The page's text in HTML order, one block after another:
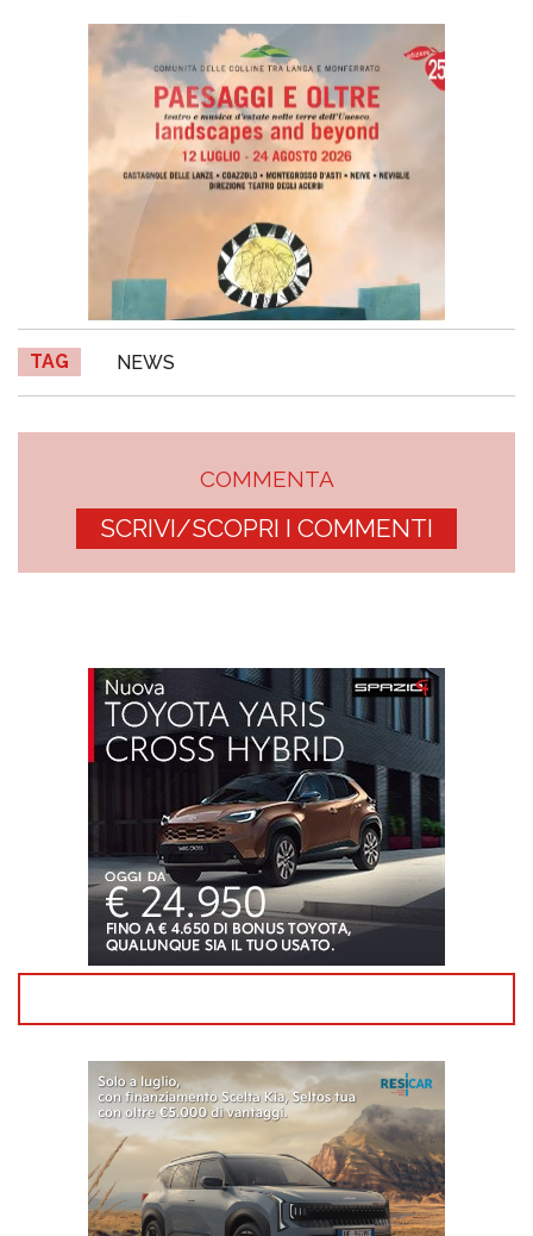
TAG NEWS
COMMENTA
SCRIVI/SCOPRI I COMMENTI